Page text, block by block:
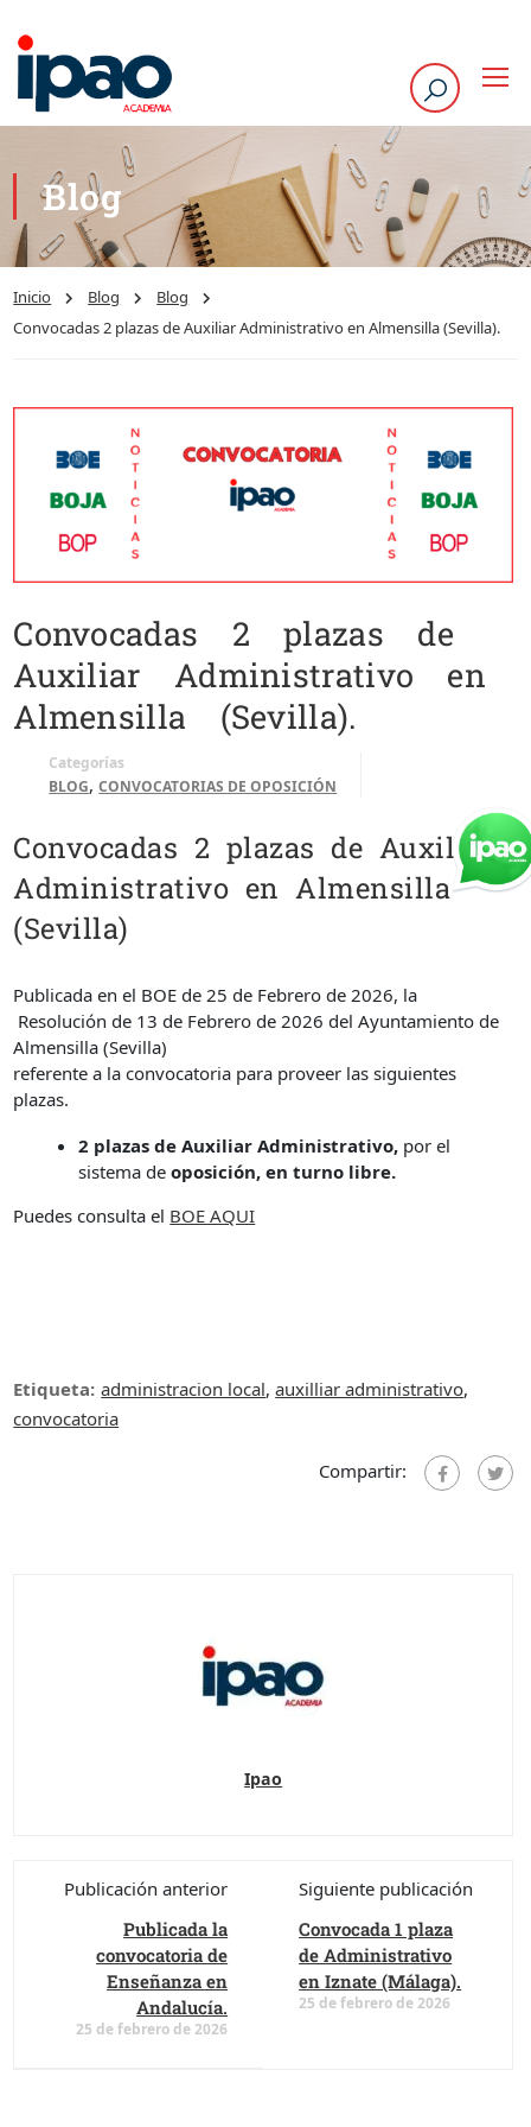
Blog
Inicio Blog
Blog
Convocadas 2 plazas de Auxiliar Administrativo en Almensilla (Sevilla).
Convocadas 2 plazas de
Auxiliar Administrativo en
Almensilla (Sevilla).
Categorías
BLOG,CONVOCATORIAS DE OPOSICIÓN
Convocadas 2 plazas de Auxiliar
Administrativo en Almensilla
(Sevilla)
Publicada en el BOE de 25 de Febrero de 2026, la
Resolución de 13 de Febrero de 2026 del Ayuntamiento de
Almensilla (Sevilla)
referente a la convocatoria para proveer las siguientes
plazas.
2 plazas de Auxiliar Administrativo, por el
sistema deoposición, en turno libre.
Puedes consulta el BOE AQUI
Etiqueta: administracion local,auxilliar administrativo,
convocatoria
Compartir:
Ipao
Publicación anterior
Publicada la
convocatoria de
Enseñanza en
Andalucía.
25 de febrero de 2026
Siguiente publicación
Convocada 1 plaza
de Administrativo
en Iznate (Málaga).
25 de febrero de 2026